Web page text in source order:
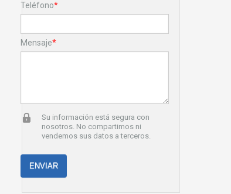
Teléfono*
Mensaje*
Su información está segura con
nosotros. No compartimos ni
vendemos sus datos a terceros.